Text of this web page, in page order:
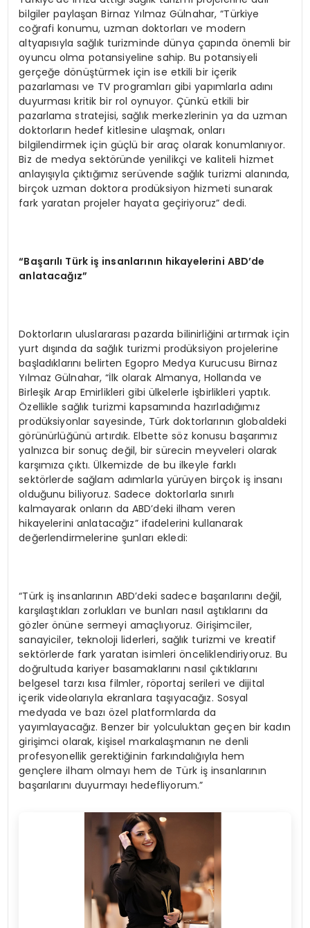
bilgiler paylaşan Birnaz Yılmaz Gülnahar, “Türkiye
coğrafi konumu, uzman doktorları ve modern
altyapısıyla sağlık turizminde dünya çapında önemli bir
oyuncu olma potansiyeline sahip. Bu potansiyeli
gerçeğe dönüştürmek için ise etkili bir içerik
pazarlaması ve TV programları gibi yapımlarla adını
duyurması kritik bir rol oynuyor. Çünkü etkili bir
pazarlama stratejisi, sağlık merkezlerinin ya da uzman
doktorların hedef kitlesine ulaşmak, onları
bilgilendirmek için güçlü bir araç olarak konumlanıyor.
Biz de medya sektöründe yenilikçi ve kaliteli hizmet
anlayışıyla çıktığımız serüvende sağlık turizmi alanında,
birçok uzman doktora prodüksiyon hizmeti sunarak
fark yaratan projeler hayata geçiriyoruz” dedi.
“Başarılı Türk iş insanlarının hikayelerini ABD’de
anlatacağız”
Doktorların uluslararası pazarda bilinirliğini artırmak için
yurt dışında da sağlık turizmi prodüksiyon projelerine
başladıklarını belirten Egopro Medya Kurucusu Birnaz
Yılmaz Gülnahar, “İlk olarak Almanya, Hollanda ve
Birleşik Arap Emirlikleri gibi ülkelerle işbirlikleri yaptık.
Özellikle sağlık turizmi kapsamında hazırladığımız
prodüksiyonlar sayesinde, Türk doktorlarının globaldeki
görünürlüğünü artırdık. Elbette söz konusu başarımız
yalnızca bir sonuç değil, bir sürecin meyveleri olarak
karşımıza çıktı. Ülkemizde de bu ilkeyle farklı
sektörlerde sağlam adımlarla yürüyen birçok iş insanı
olduğunu biliyoruz. Sadece doktorlarla sınırlı
kalmayarak onların da ABD’deki ilham veren
hikayelerini anlatacağız” ifadelerini kullanarak
değerlendirmelerine şunları ekledi:
“Türk iş insanlarının ABD’deki sadece başarılarını değil,
karşılaştıkları zorlukları ve bunları nasıl aştıklarını da
gözler önüne sermeyi amaçlıyoruz. Girişimciler,
sanayiciler, teknoloji liderleri, sağlık turizmi ve kreatif
sektörlerde fark yaratan isimleri önceliklendiriyoruz. Bu
doğrultuda kariyer basamaklarını nasıl çıktıklarını
belgesel tarzı kısa filmler, röportaj serileri ve dijital
içerik videolarıyla ekranlara taşıyacağız. Sosyal
medyada ve bazı özel platformlarda da
yayımlayacağız. Benzer bir yolculuktan geçen bir kadın
girişimci olarak, kişisel markalaşmanın ne denli
profesyonellik gerektiğinin farkındalığıyla hem
gençlere ilham olmayı hem de Türk iş insanlarının
başarılarını duyurmayı hedefliyorum.”